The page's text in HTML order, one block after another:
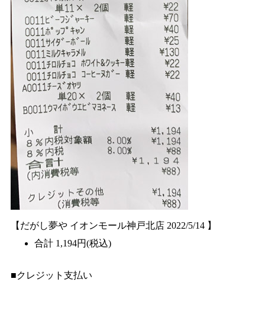
【だがし夢や イオンモール神戸北店 2022/5/14 】
合計 1,194円(税込)
■クレジット支払い